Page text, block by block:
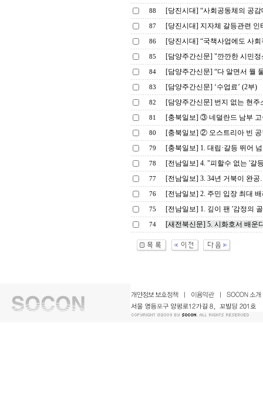
88 [당진시대] “사회공동체의 공
87 [당진시대] 지자체 갈등관련 인
86 [당진시대] “국책사업에도 사
85 [담양주간신문] "깐깐한 시민정
84 [담양주간신문] “다 알면서 뭘
83 [담양주간신문] ‘수업료’ (2부)
82 [담양주간신문] 번지 없는 현주
81 [충북일보] ③ 네덜란드 남부
80 [충북일보] ② 오스트리아 빈
79 [충북일보] 1. 대립·갈등 뛰어
78 [전남일보] 4. "피할수 없는 '갈
77 [전남일보] 3. 34년 거북이 완
76 [전남일보] 2. 주민 입장 최대
75 [전남일보] 1. 깊이 팬 '감정의
74 [새전북신문] 5. 시화호서 배운